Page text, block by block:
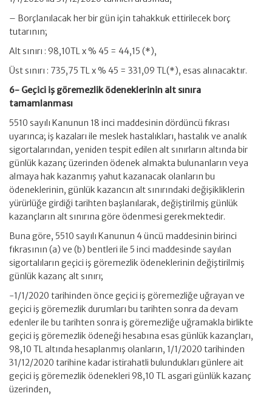
– Borçlanılacak her bir gün için tahakkuk ettirilecek borç
tutarının;
Alt sınırı : 98,10TL x % 45 = 44,15 (*),
Üst sınırı : 735,75 TL x % 45 = 331,09 TL(*), esas alınacaktır.
6- Geçici iş göremezlik ödeneklerinin alt sınıra
tamamlanması
5510 sayılı Kanunun 18 inci maddesinin dördüncü fıkrası
uyarınca; iş kazaları ile meslek hastalıkları, hastalık ve analık
sigortalarından, yeniden tespit edilen alt sınırların altında bir
günlük kazanç üzerinden ödenek almakta bulunanların veya
almaya hak kazanmış yahut kazanacak olanların bu
ödeneklerinin, günlük kazancın alt sınırındaki değişikliklerin
yürürlüğe girdiği tarihten başlanılarak, değiştirilmiş günlük
kazançların alt sınırına göre ödenmesi gerekmektedir.
Buna göre, 5510 sayılı Kanunun 4 üncü maddesinin birinci
fıkrasının (a) ve (b) bentleri ile 5 inci maddesinde sayılan
sigortalıların geçici iş göremezlik ödeneklerinin değiştirilmiş
günlük kazanç alt sınırı;
-1/1/2020 tarihinden önce geçici iş göremezliğe uğrayan ve
geçici iş göremezlik durumları bu tarihten sonra da devam
edenler ile bu tarihten sonra iş göremezliğe uğramakla birlikte
geçici iş göremezlik ödeneği hesabına esas günlük kazançları,
98,10 TL altında hesaplanmış olanların, 1/1/2020 tarihinden
31/12/2020 tarihine kadar istirahatli bulundukları günlere ait
geçici iş göremezlik ödenekleri 98,10 TL asgari günlük kazanç
üzerinden,